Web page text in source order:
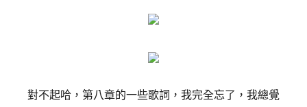
對不起哈，第八章的一些歌詞，我完全忘了，我總覺